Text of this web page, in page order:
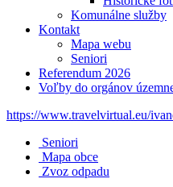
Komunálne služby
Kontakt
Mapa webu
Seniori
Referendum 2026
Voľby do orgánov
https://www.travelvirtual.eu/
Seniori
Mapa obce
Zvoz odpadu